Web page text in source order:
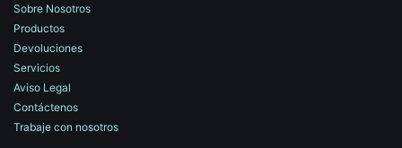
Sobre Nosotros
Productos
Devoluciones
Servicios
Aviso Legal
Contáctenos
Trabaje con nosotros